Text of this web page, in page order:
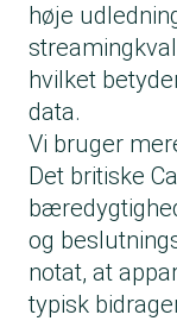
høje
hvilket
data.
Vi bruger
Det britiske
og
notat, at
typisk